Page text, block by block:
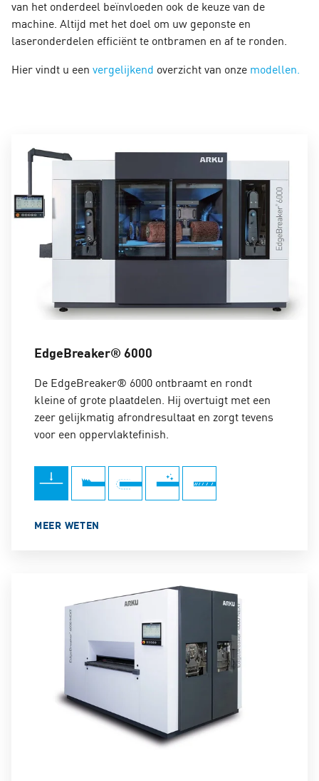
van het onderdeel beïnvloeden ook de keuze van de
machine. Altijd met het doel om uw geponste en
laseronderdelen efficiënt te ontbramen en af te ronden.
Hier vindt u een vergelijkend overzicht van onze modellen.
EdgeBreaker® 6000
De EdgeBreaker® 6000 ontbraamt en rondt
kleine of grote plaatdelen. Hij overtuigt met een
zeer gelijkmatig afrondresultaat en zorgt tevens
voor een oppervlaktefinish.
MEER WETEN